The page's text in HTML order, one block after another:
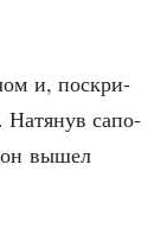
и, поскри­
Натя­нув сапо­
вышел